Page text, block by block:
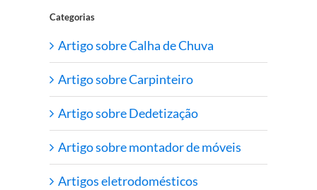
Categorias
Artigo sobre Calha de Chuva
Artigo sobre Carpinteiro
Artigo sobre Dedetização
Artigo sobre montador de móveis
Artigos eletrodomésticos